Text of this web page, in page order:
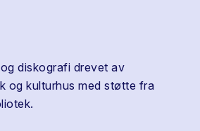
diskografi drevet av
og kulturhus med støtte fra